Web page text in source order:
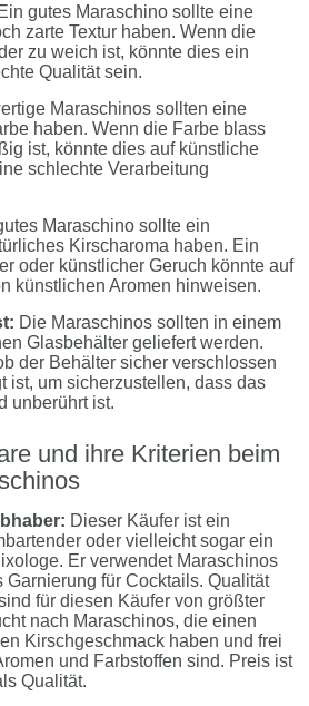
Ein gutes Maraschino sollte eine
zarte Textur haben. Wenn die
zu weich ist, könnte dies ein
Qualität sein.
Maraschinos sollten eine
haben. Wenn die Farbe blass
ist, könnte dies auf künstliche
schlechte Verarbeitung
Maraschino sollte ein
Kirscharoma haben. Ein
oder künstlicher Geruch könnte auf
künstlichen Aromen hinweisen.
Die Maraschinos sollten in einem
Glasbehälter geliefert werden.
der Behälter sicher verschlossen
ist, um sicherzustellen, dass das
unberührt ist.
und ihre Kriterien beim
Dieser Käufer ist ein
oder vielleicht sogar ein
Er verwendet Maraschinos
Garnierung für Cocktails. Qualität
für diesen Käufer von größter
nach Maraschinos, die einen
Kirschgeschmack haben und frei
und Farbstoffen sind. Preis ist
Qualität.